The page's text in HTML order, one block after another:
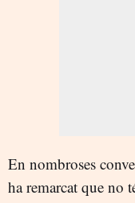
En nombroses
ha remarcat que no